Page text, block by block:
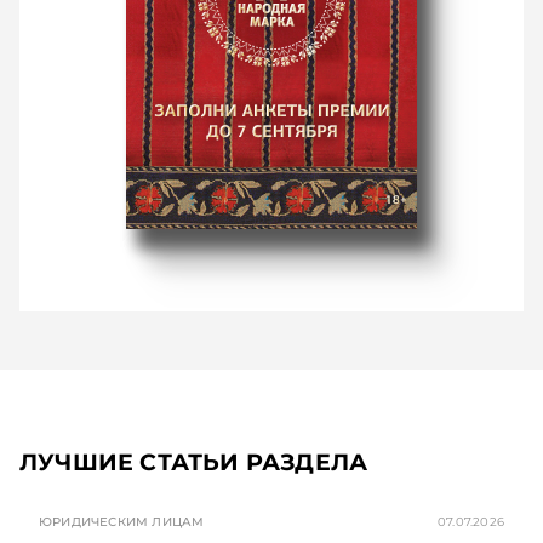
ЛУЧШИЕ СТАТЬИ РАЗДЕЛА
ЮРИДИЧЕСКИМ ЛИЦАМ 07.07.2026